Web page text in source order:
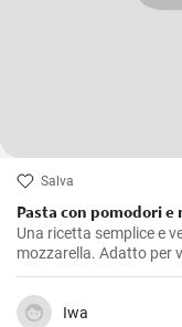
Salva
Pasta con pomodori e
Una ricetta semplice e
mozzarella. Adatto per
Iwa